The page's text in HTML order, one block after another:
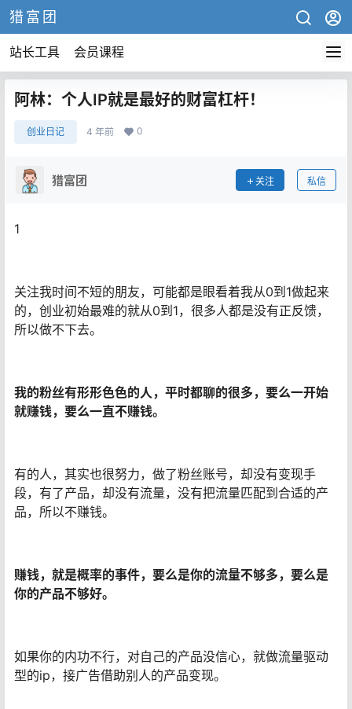
猎富团
站长工具 会员课程
阿林：个人IP就是最好的财富杠杆！
创业日记 4 年前 0
猎富团 关注 私信
1
关注我时间不短的朋友，可能都是眼看着我从0到1做起来
的，创业初始最难的就从0到1，很多人都是没有正反馈，
所以做不下去。
我的粉丝有形形色色的人，平时都聊的很多，要么一开始
就赚钱，要么一直不赚钱。
有的人，其实也很努力，做了粉丝账号，却没有变现手
段，有了产品，却没有流量，没有把流量匹配到合适的产
品，所以不赚钱。
赚钱，就是概率的事件，要么是你的流量不够多，要么是
你的产品不够好。
如果你的内功不行，对自己的产品没信心，就做流量驱动
型的ip，接广告借助别人的产品变现。